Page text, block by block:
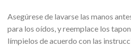
Asegúrese de lavarse las manos
para los oídos, y reemplace los
límpielos de acuerdo con las